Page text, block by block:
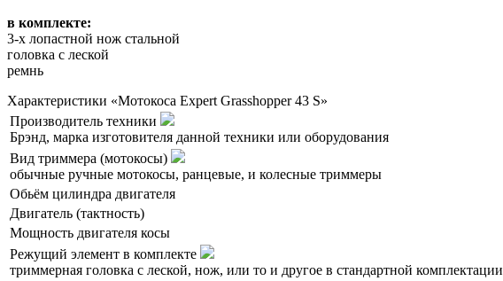
в комплекте:
3-х лопастной нож стальной
головка с леской
ремнь
Характеристики «Мотокоса Expert Grasshopper 43 S»
Производитель техники
Брэнд, марка изготовителя данной техники или оборудования
Вид триммера (мотокосы)
обычные ручные мотокосы, ранцевые, и колесные триммеры
Обьём цилиндра двигателя
Двигатель (тактность)
Мощность двигателя косы
Режущий элемент в комплекте
триммерная головка с леской, нож, или то и другое в стандартной комплектации